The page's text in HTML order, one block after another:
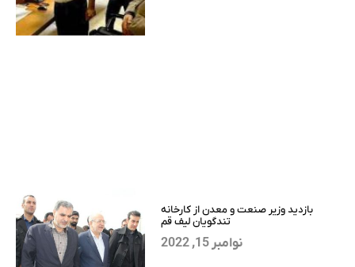
بازدید وزیر صنعت و معدن از کارخانه
تندگویان لیف قم
نوامبر 15, 2022